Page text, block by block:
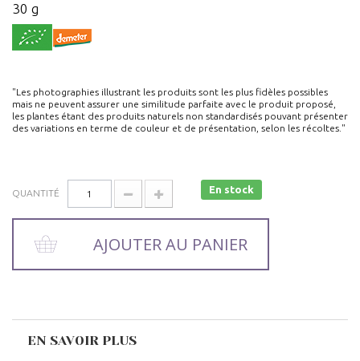
30 g
"Les photographies illustrant les produits sont les plus fidèles possibles
mais ne peuvent assurer une similitude parfaite avec le produit proposé,
les plantes étant des produits naturels non standardisés pouvant présenter
des variations en terme de couleur et de présentation, selon les récoltes."
QUANTITÉ En stock
AJOUTER AU PANIER
EN SAVOIR PLUS